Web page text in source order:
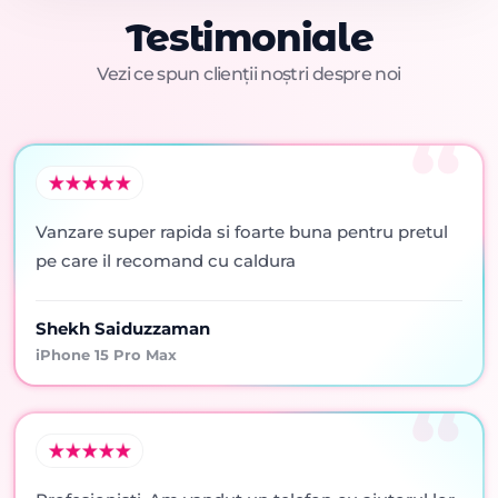
Testimoniale
Vezi ce spun clienții noștri despre noi
Vanzare super rapida si foarte buna pentru pretul
pe care il recomand cu caldura
Shekh Saiduzzaman
iPhone 15 Pro Max